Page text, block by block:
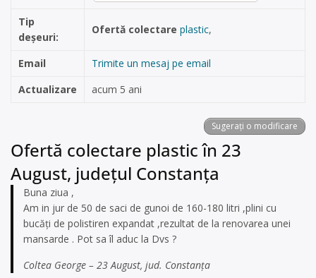
Tip
deșeuri:
Ofertă colectare plastic,
Email
Trimite un mesaj pe email
Actualizare
acum 5 ani
Sugerați o modificare
Ofertă colectare plastic în 23
August, județul Constanța
Buna ziua ,
Am in jur de 50 de saci de gunoi de 160-180 litri ,plini cu
bucăți de polistiren expandat ,rezultat de la renovarea unei
mansarde . Pot sa îl aduc la Dvs ?
Coltea George – 23 August, jud. Constanța